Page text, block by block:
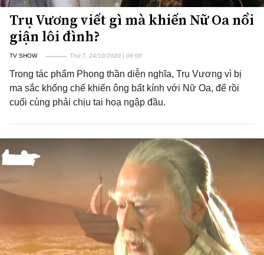
Trụ Vương viết gì mà khiến Nữ Oa nổi
giận lôi đình?
TV SHOW Thứ 7, 24/10/2020 | 06:00
Trong tác phẩm Phong thần diễn nghĩa, Trụ Vương vì bị
ma sắc khống chế khiến ông bất kính với Nữ Oa, để rồi
cuối cùng phải chịu tai hoạ ngập đầu.